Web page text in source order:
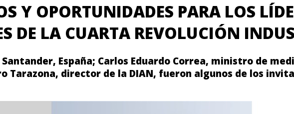
Y OPORTUNIDADES PARA LOS
DE LA CUARTA REVOLUCIÓN
España; Carlos Eduardo Correa, ministro de
Tarazona, director de la DIAN, fueron algunos de los